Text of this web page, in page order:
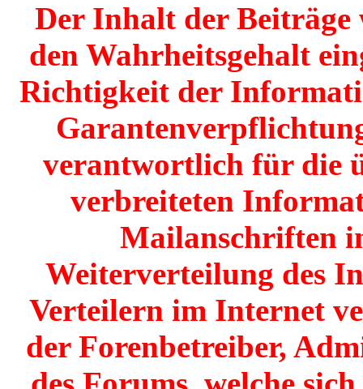
Der Inhalt der
den Wahrheitsgehalt
Richtigkeit der
verantwortlich für die
verbreiteten
Mailanschriften
Weiterverteilung des
Verteilern im Internet
der Forenbetreiber,